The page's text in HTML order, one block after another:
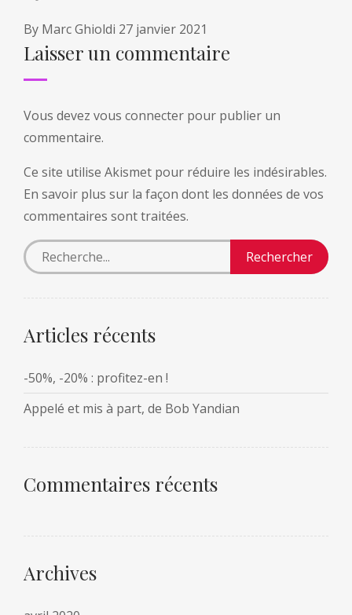
By Marc Ghioldi 27 janvier 2021
Laisser un commentaire
Vous devez vous connecter pour publier un
commentaire.
Ce site utilise Akismet pour réduire les indésirables.
En savoir plus sur la façon dont les données de vos
commentaires sont traitées.
Articles récents
-50%, -20% : profitez-en !
Appelé et mis à part, de Bob Yandian
Commentaires récents
Archives